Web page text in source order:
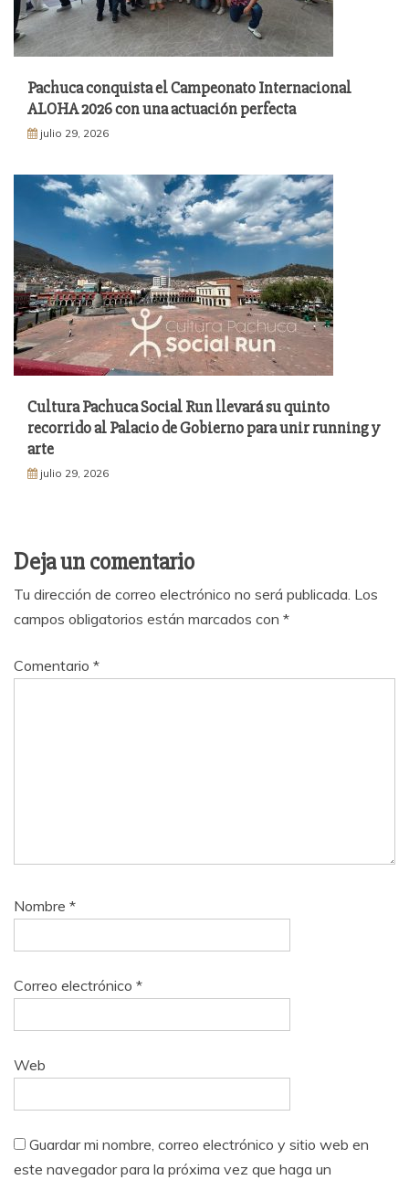
Pachuca conquista el Campeonato Internacional
ALOHA 2026 con una actuación perfecta
julio 29, 2026
Cultura Pachuca Social Run llevará su quinto
recorrido al Palacio de Gobierno para unir running y
arte
julio 29, 2026
Deja un comentario
Tu dirección de correo electrónico no será publicada. Los
campos obligatorios están marcados con *
Comentario *
Nombre *
Correo electrónico *
Web
Guardar mi nombre, correo electrónico y sitio web en
este navegador para la próxima vez que haga un